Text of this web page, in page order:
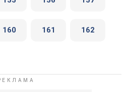
160 161 162